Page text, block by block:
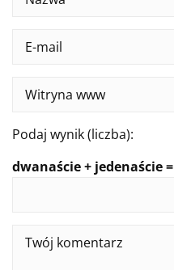
Podaj wynik (liczba):
dwanaście + jedenaście =